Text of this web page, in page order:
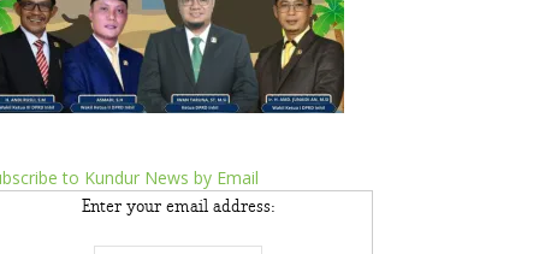
to Kundur News by Email
Enter your email address: